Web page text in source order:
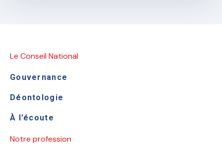
Le Conseil National
Gouvernance
Déontologie
À l’écoute
Notre profession